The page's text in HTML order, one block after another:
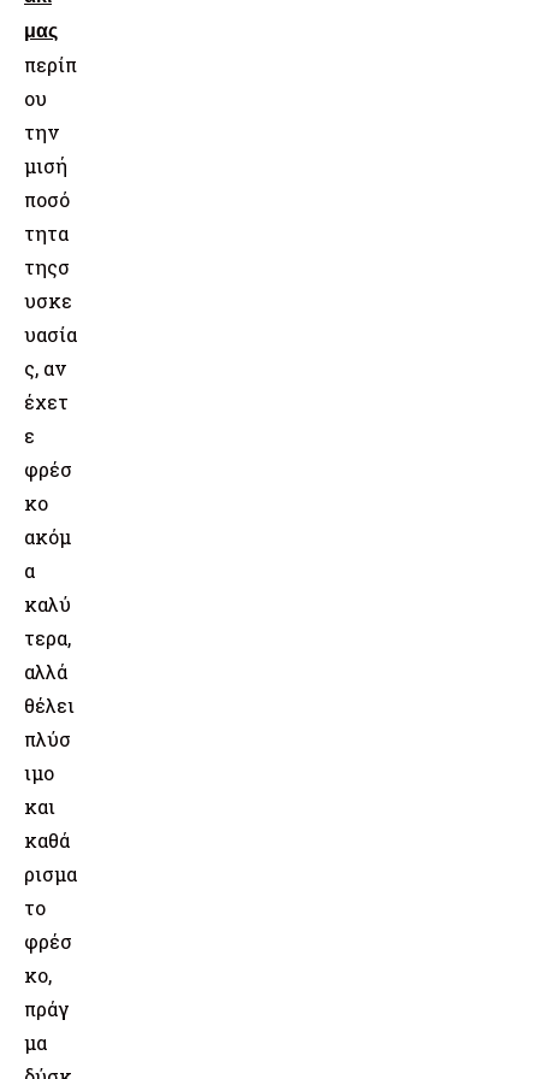
μας
περίπ
ου
την
μισή
ποσό
τητα
τηςσ
υσκε
υασία
ς, αν
έχετ
ε
φρέσ
κο
ακόμ
α
καλύ
τερα,
αλλά
θέλει
πλύσ
ιμο
και
καθά
ρισμα
το
φρέσ
κο,
πράγ
μα